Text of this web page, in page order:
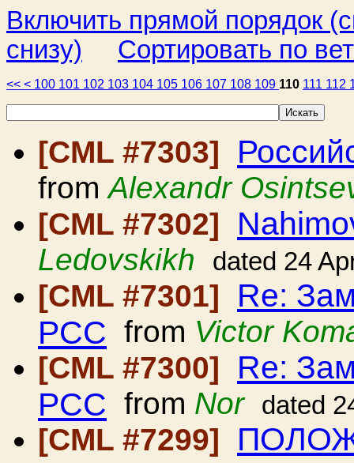
Включить прямой порядок
снизу)
Сортировать по
<< < 100 101 102 103 104 105 106 107 108 109 110 111 112
[CML #7303]
fromAlexandr
[CML #7302]
Ledovskikh dated 24
[CML #7301] Re:
РСС from Victor
[CML #7300]
Re:
РСС from Nor dated
[CML #7299]